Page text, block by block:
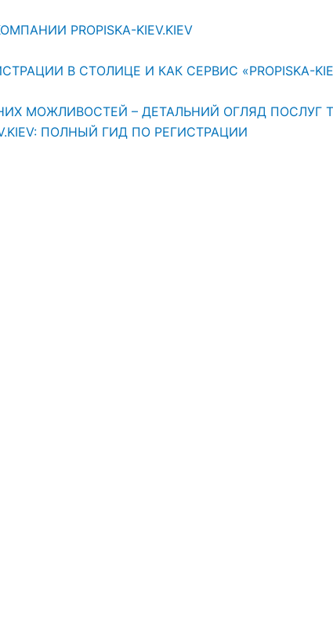
PROPISKA-KIEV.KIEV
В СТОЛИЦЕ И КАК СЕРВИС «PROPISKA-
МОЖЛИВОСТЕЙ – ДЕТАЛЬНИЙ ОГЛЯД ПОСЛУГ
ПОЛНЫЙ ГИД ПО РЕГИСТРАЦИИ